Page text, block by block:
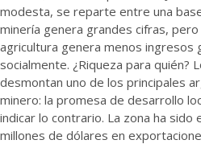
modesta, se reparte entre una
minería genera grandes cifras,
agricultura genera menos ingresos
socialmente. ¿Riqueza para quién?
desmontan uno de los principales
minero: la promesa de desarrollo
indicar lo contrario. La zona ha sido
millones de dólares en